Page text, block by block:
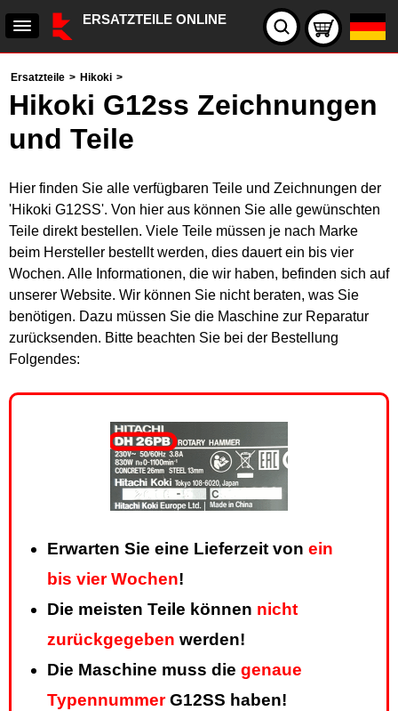
ERSATZTEILE ONLINE
Ersatzteile > Hikoki >
Hikoki G12ss Zeichnungen
und Teile
Hier finden Sie alle verfügbaren Teile und Zeichnungen der
'Hikoki G12SS'. Von hier aus können Sie alle gewünschten
Teile direkt bestellen. Viele Teile müssen je nach Marke
beim Hersteller bestellt werden, dies dauert ein bis vier
Wochen. Alle Informationen, die wir haben, befinden sich auf
unserer Website. Wir können Sie nicht beraten, was Sie
benötigen. Dazu müssen Sie die Maschine zur Reparatur
zurücksenden. Bitte beachten Sie bei der Bestellung
Folgendes:
Erwarten Sie eine Lieferzeit von ein
bis vier Wochen!
Die meisten Teile können nicht
zurückgegeben werden!
Die Maschine muss die genaue
TypennummerG12SS haben!